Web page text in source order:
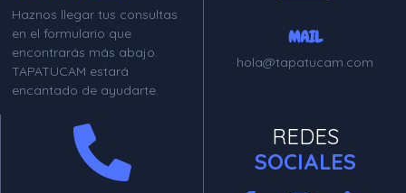
Haznos llegar tus consultas
en el formulario que
encontrarás más abajo.
TAPATUCAM estará
encantado de ayudarte.
MAIL
hola@tapatucam.com
REDES
SOCIALES